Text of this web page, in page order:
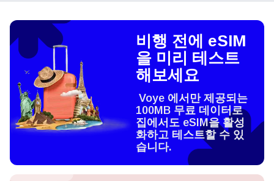
비행 전에 eSIM
을 미리 테스트
해보세요
Voye 에서만 제공되는
100MB 무료 데이터로
집에서도 eSIM을 활성
화하고 테스트할 수 있
습니다.